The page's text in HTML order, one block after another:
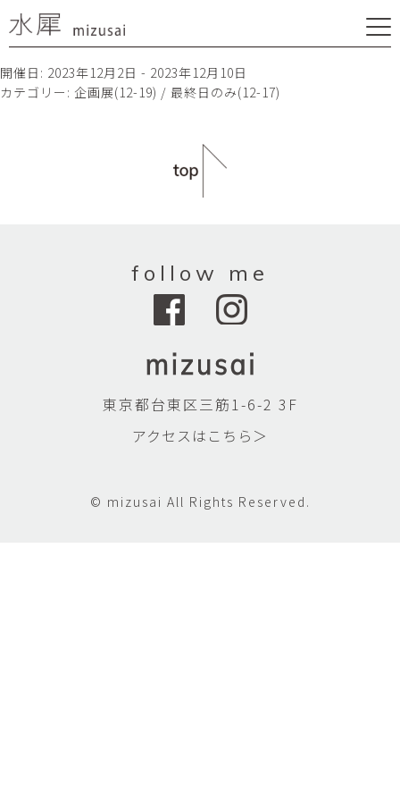
開催日: 2023年12月2日 - 2023年12月10日
カテゴリー: 企画展(12-19) / 最終日のみ(12-17)
follow me
東京都台東区三筋1-6-2 3F
アクセスはこちら＞
© mizusai All Rights Reserved.